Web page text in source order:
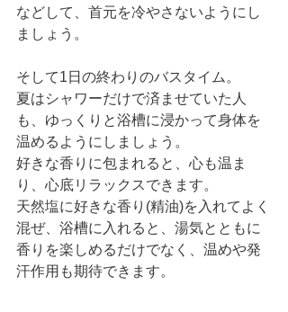
などして、首元を冷やさないようにし
ましょう。
そして1日の終わりのバスタイム。
夏はシャワーだけで済ませていた人
も、ゆっくりと浴槽に浸かって身体を
温めるようにしましょう。
好きな香りに包まれると、心も温ま
り、心底リラックスできます。
天然塩に好きな香り(精油)を入れてよく
混ぜ、浴槽に入れると、湯気とともに
香りを楽しめるだけでなく、温めや発
汗作用も期待できます。